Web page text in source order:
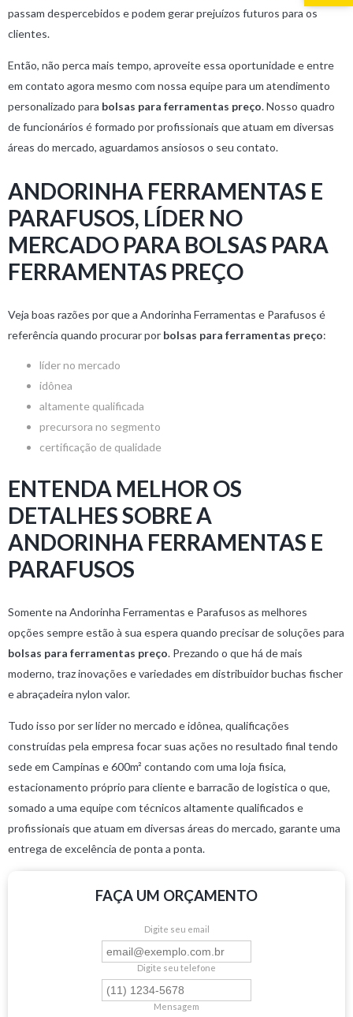
passam despercebidos e podem gerar prejuízos futuros para os
clientes.
Então, não perca mais tempo, aproveite essa oportunidade e entre
em contato agora mesmo com nossa equipe para um atendimento
personalizado para bolsas para ferramentas preço. Nosso quadro
de funcionários é formado por profissionais que atuam em diversas
áreas do mercado, aguardamos ansiosos o seu contato.
ANDORINHA FERRAMENTAS E
PARAFUSOS, LÍDER NO
MERCADO PARA BOLSAS PARA
FERRAMENTAS PREÇO
Veja boas razões por que a Andorinha Ferramentas e Parafusos é
referência quando procurar por bolsas para ferramentas preço:
líder no mercado
idônea
altamente qualificada
precursora no segmento
certificação de qualidade
ENTENDA MELHOR OS
DETALHES SOBRE A
ANDORINHA FERRAMENTAS E
PARAFUSOS
Somente na Andorinha Ferramentas e Parafusos as melhores
opções sempre estão à sua espera quando precisar de soluções para
bolsas para ferramentas preço. Prezando o que há de mais
moderno, traz inovações e variedades em distribuidor buchas fischer
e abraçadeira nylon valor.
Tudo isso por ser líder no mercado e idônea, qualificações
construídas pela empresa focar suas ações no resultado final tendo
sede em Campinas e 600m² contando com uma loja fisica,
estacionamento próprio para cliente e barracão de logistica o que,
somado a uma equipe com técnicos altamente qualificados e
profissionais que atuam em diversas áreas do mercado, garante uma
entrega de excelência de ponta a ponta.
FAÇA UM ORÇAMENTO
Digite seu email
Digite seu telefone
Mensagem